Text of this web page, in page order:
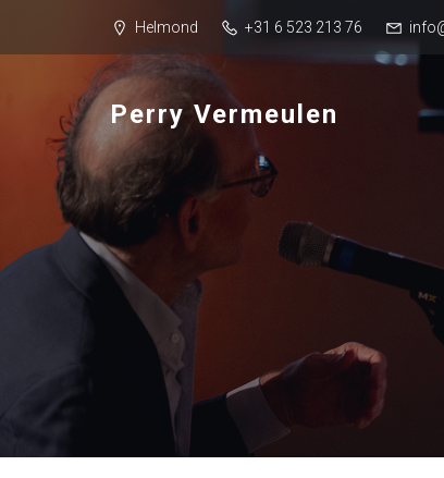
Helmond +31 6 523 213 76
Perry Vermeulen